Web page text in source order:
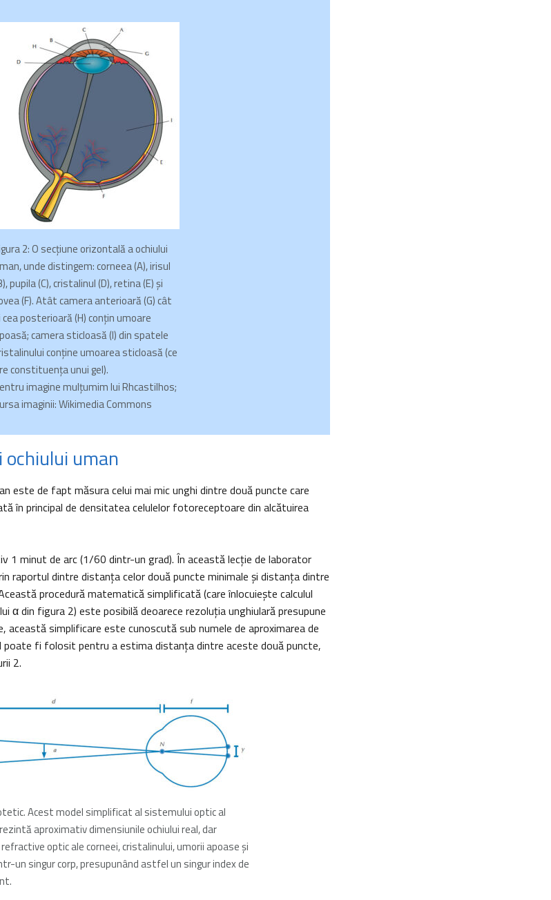
2: O secţiune orizontală a ochiului
unde distingem: corneea (A), irisul
pupila (C), cristalinul (D), retina (E)şi
(F). Atât camera anterioară (G) cât
cea posterioară (H) conţin umoare
camera sticloasă (I) din spatele
conţine umoarea sticloasă (ce
constituenţa unui gel).
imagine mulţumim lui Rhcastilhos;
imaginii: Wikimedia Commons
uman
este de fapt măsura celui mai mic unghi dintre două puncte care
în principal de densitatea celulelor fotoreceptoare din alcătuirea
1 minut de arc (1/60 dintr-un grad). În această lecţie de laborator
raportul dintre distanţa celor două puncte minimale şi distanţa dintre
procedură matematică simplificată (care înlocuieşte calculul
α din figura 2) este posibilă deoarece rezoluţia unghiulară presupune
simplificare este cunoscută sub numele de aproximarea de
poate fi folosit pentru a estima distanţa dintre aceste două puncte,
2.
Acest model simplificat al sistemului optic al
aproximativdimensiunile ochiului real, dar
optic ale corneei, cristalinului, umorii apoase şi
un singur corp, presupunând astfel un singur index de